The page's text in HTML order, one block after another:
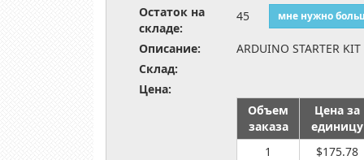
Остаток на
складе:
45 мне нужно
Описание:
ARDUINO STARTER KIT
Склад:
Цена:
Объем
заказа
Цена за
единицу
1
$175.78